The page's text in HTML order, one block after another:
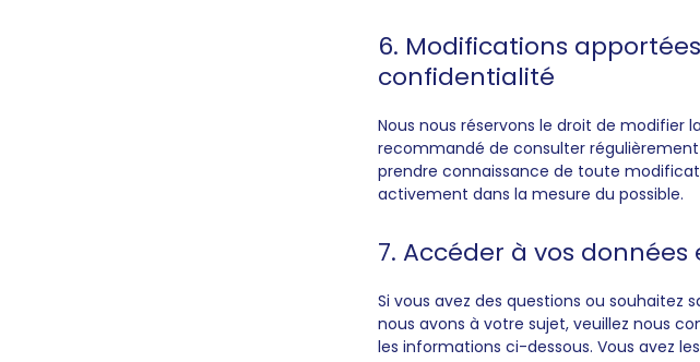
6. Modifications
confidentialité
Nous nous réservons le droit de modifier
recommandé de consulter
prendre connaissance de toute
activement dans la mesure du possible.
7. Accéder à vos
Si vous avez des questions ou souhaitez
nous avons à votre sujet, veuillez nous
les informations ci-dessous. Vous avez